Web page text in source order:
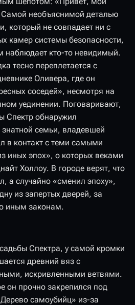
Самой необъяснимой деталью
который не совпадает ни с
камер системы безопасности,
наблюдает кто-то невидимый.
тесно переплетается с
Оливера, где он
соседей», несмотря на
уединении. Поговаривают,
Спектр обнаружил
семьи, владевшей
в контакт с теми самыми
иных эпох», о которых веками
Холлоу. В городе верят, что
а случайно «сменил эпоху»,
из запертых дверей, за
иным законам.
Спектра, у самой кромки
древний вяз с
искривленными ветвями.
он прочно закрепился под
самоубийц» из-за